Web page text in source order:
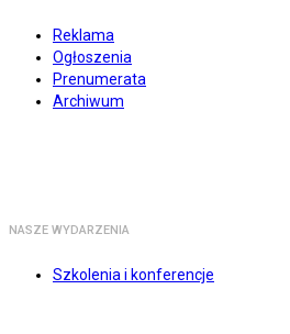
Reklama
Ogłoszenia
Prenumerata
Archiwum
NASZE WYDARZENIA
Szkolenia i konferencje